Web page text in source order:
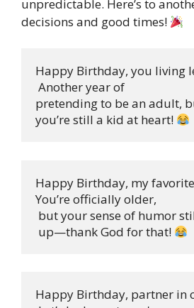
unpredictable. Here’s to
decisions and good times!
Happy Birthday, you living
Another year of
pretending to be an adult,
you’re still a kid at heart!
Happy Birthday, my
You’re officially older,
but your sense of humor
up—thank God for that!
Happy Birthday, partner in